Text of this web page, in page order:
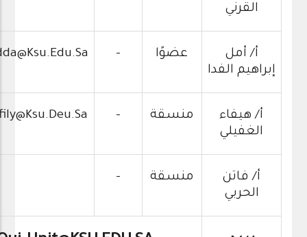
القرني
أ/ أمل
إبراهيم الفدا
عضوًا -
أ/ هيفاء
الغفيلي
منسقة -
أ/ فاتن
الحربي
منسقة -